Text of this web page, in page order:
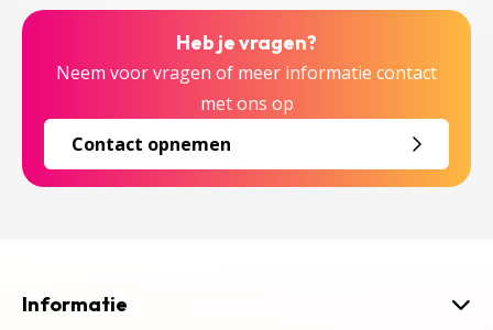
Heb je vragen?
Neem voor vragen of meer informatie contact
met ons op
Contact opnemen
Informatie